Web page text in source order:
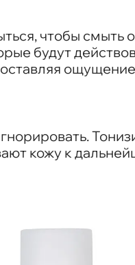
чтобы смыть
будут
кожу к